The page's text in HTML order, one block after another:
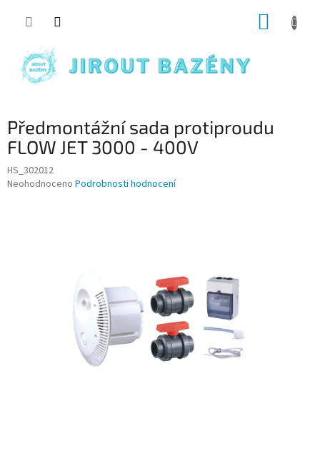
Předmontážní sada protiproudu
FLOW JET 3000 - 400V
HS_302012
Průměrné hodnocení produktu je 0,0 z 5 hvězdiček.
Neohodnoceno Podrobnosti hodnocení